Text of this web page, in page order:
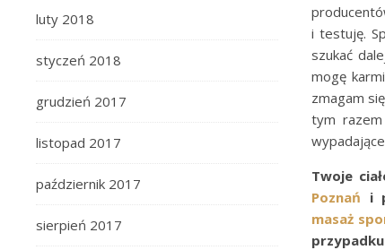
luty 2018
styczeń 2018
grudzień 2017
listopad 2017
październik 2017
sierpień 2017
i testuję.
szukać
mogę
zmagam
tym razem
Twoje
Poznań i
masaż